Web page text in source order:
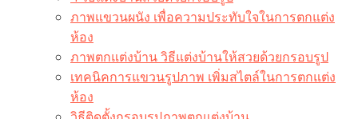
ภาพแขวนผนัง เพื่อความประทับใจในการตกแต่ง
ห้อง
ภาพตกแต่งบ้าน วิธีแต่งบ้านให้สวยด้วยกรอบรูป
เทคนิคการแขวนรูปภาพ เพิ่มสไตล์ในการตกแต่ง
ห้อง